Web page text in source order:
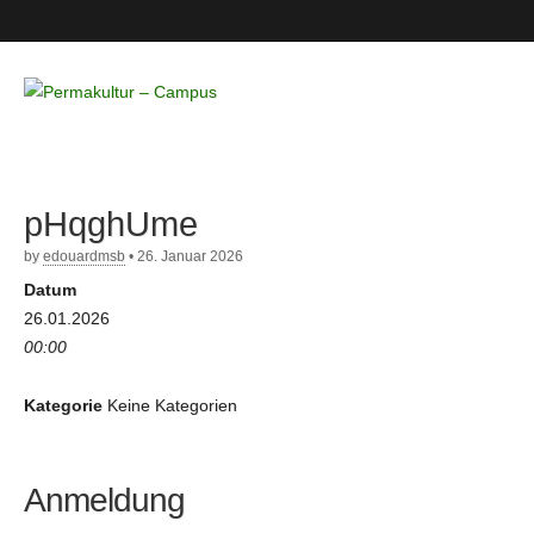
– Campus
pHqghUme
by edouardmsb • 26. Januar 2026
Datum
26.01.2026
00:00
Kategorie Keine Kategorien
Anmeldung